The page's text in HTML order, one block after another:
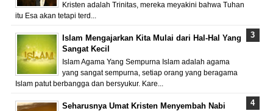
Kristen adalah Trinitas, mereka meyakini bahwa Tuhan
itu Esa akan tetapi terd...
Islam Mengajarkan Kita Mulai dari Hal-Hal Yang
Sangat Kecil
Islam Agama Yang Sempurna Islam adalah agama
yang sangat sempurna, setiap orang yang beragama
Islam patut berbangga dan bersyukur. Kare...
Seharusnya Umat Kristen Menyembah Nabi